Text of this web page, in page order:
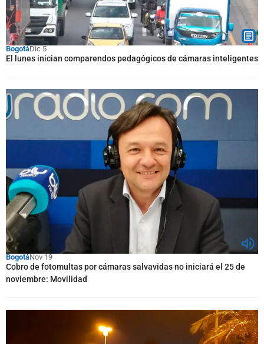
BogotáDic 5
El lunes inician comparendos pedagógicos de cámaras inteligentes
BogotáNov 19
Cobro de fotomultas por cámaras salvavidas no iniciará el 25 de
noviembre: Movilidad